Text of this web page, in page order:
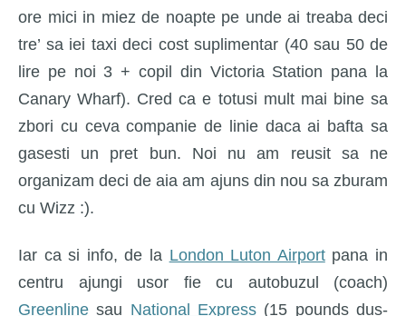
ore mici in miez de noapte pe unde ai treaba deci
tre’ sa iei taxi deci cost suplimentar (40 sau 50 de
lire pe noi 3 + copil din Victoria Station pana la
Canary Wharf). Cred ca e totusi mult mai bine sa
zbori cu ceva companie de linie daca ai bafta sa
gasesti un pret bun. Noi nu am reusit sa ne
organizam deci de aia am ajuns din nou sa zburam
cu Wizz :).
Iar ca si info, de la London Luton Airportpana in
centru ajungi usor fie cu autobuzul (coach)
Greenline sau National Express (15 pounds dus-